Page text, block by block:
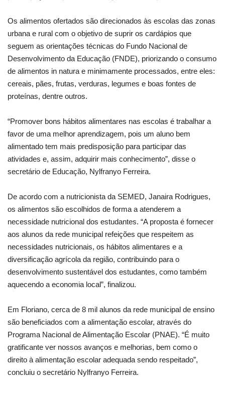
Os alimentos ofertados são direcionados às escolas das zonas
urbana e rural com o objetivo de suprir os cardápios que
seguem as orientações técnicas do Fundo Nacional de
Desenvolvimento da Educação (FNDE), priorizando o consumo
de alimentos in natura e minimamente processados, entre eles:
cereais, pães, frutas, verduras, legumes e boas fontes de
proteínas, dentre outros.
“Promover bons hábitos alimentares nas escolas é trabalhar a
favor de uma melhor aprendizagem, pois um aluno bem
alimentado tem mais predisposição para participar das
atividades e, assim, adquirir mais conhecimento”, disse o
secretário de Educação, Nylfranyo Ferreira.
De acordo com a nutricionista da SEMED, Janaira Rodrigues,
os alimentos são escolhidos de forma a atenderem a
necessidade nutricional dos estudantes. “A proposta é fornecer
aos alunos da rede municipal refeições que respeitem as
necessidades nutricionais, os hábitos alimentares e a
diversificação agrícola da região, contribuindo para o
desenvolvimento sustentável dos estudantes, como também
aquecendo a economia local”, finalizou.
Em Floriano, cerca de 8 mil alunos da rede municipal de ensino
são beneficiados com a alimentação escolar, através do
Programa Nacional de Alimentação Escolar (PNAE). “É muito
gratificante ver nossos avanços e melhorias, bem como o
direito à alimentação escolar adequada sendo respeitado”,
concluiu o secretário Nylfranyo Ferreira.